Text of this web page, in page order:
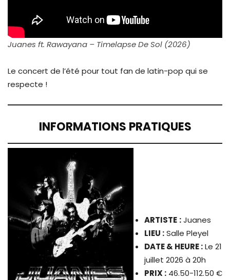
Juanes ft. Rawayana – Timelapse De Sol (2026)
Le concert de l’été pour tout fan de latin-pop qui se
respecte !
INFORMATIONS PRATIQUES
ARTISTE :Juanes
LIEU :Salle Pleyel
DATE & HEURE :Le 21
juillet 2026 à 20h
PRIX :46.50-112.50 €